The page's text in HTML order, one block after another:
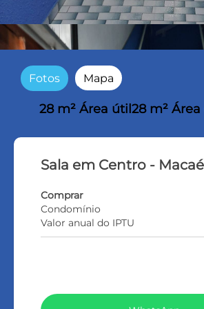
Fotos Mapa
28 m² Área útil 28 m²
Sala em Centro -
Comprar
Condomínio
Valor anual do IPTU